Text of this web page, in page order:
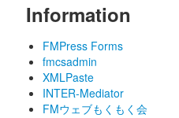
Information
FMPress Forms
fmcsadmin
XMLPaste
INTER-Mediator
FMウェブもくもく会